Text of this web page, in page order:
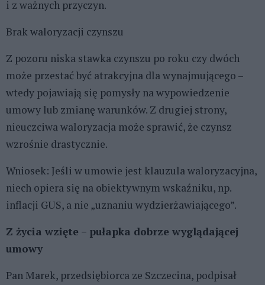
i z ważnych przyczyn.
Brak waloryzacji czynszu
Z pozoru niska stawka czynszu po roku czy dwóch
może przestać być atrakcyjna dla wynajmującego –
wtedy pojawiają się pomysły na wypowiedzenie
umowy lub zmianę warunków. Z drugiej strony,
nieuczciwa waloryzacja może sprawić, że czynsz
wzrośnie drastycznie.
Wniosek: Jeśli w umowie jest klauzula waloryzacyjna,
niech opiera się na obiektywnym wskaźniku, np.
inflacji GUS, a nie „uznaniu wydzierżawiającego”.
Z życia wzięte – pułapka dobrze wyglądającej
umowy
Pan Marek, przedsiębiorca ze Szczecina, podpisał